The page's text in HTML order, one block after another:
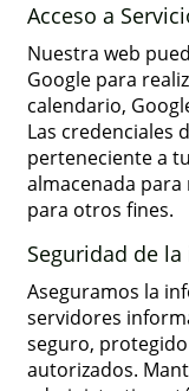
Acceso a
Nuestra web
Google para
calendario,
Las credenciales
perteneciente a
almacenada
para otros fines.
Seguridad de
Aseguramos la
servidores
seguro,
autorizados.